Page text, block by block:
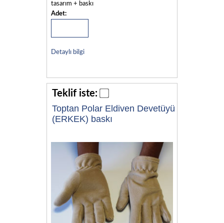
tasarım + baskı
Adet:
Detaylı bilgi
Teklif iste:
Toptan Polar Eldiven Devetüyü
(ERKEK) baskı